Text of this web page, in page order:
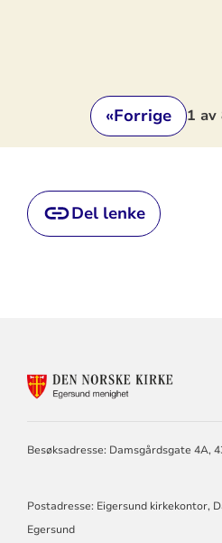
«Forrige 1 av
Del lenke
Besøksadresse: Damsgårdsgate 4A,
Postadresse: Eigersund kirkekontor,
Egersund